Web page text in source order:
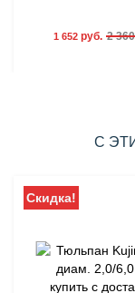
1 652руб. 2
С
Скидка!